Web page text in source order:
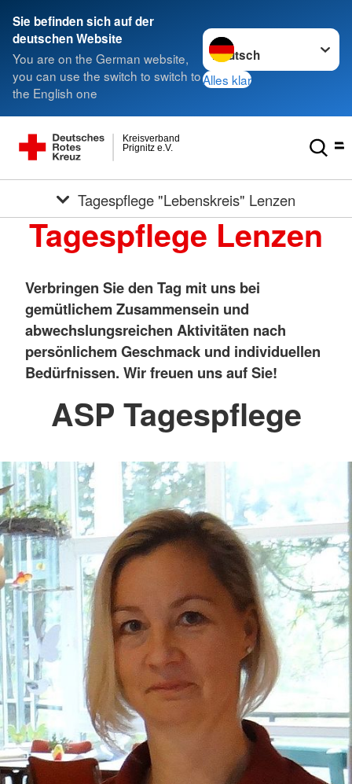
Sie befinden sich auf der
deutschen Website
You are on the German website,
you can use the switch to switch to
the English one
Sprache wechseln zu
Alles klar
Prignitz e.V.
Kreisverband
Tagespflege "Lebenskreis" Lenzen
Tagespflege Lenzen
Verbringen Sie den Tag mit uns bei
gemütlichem Zusammensein und
abwechslungsreichen Aktivitäten nach
persönlichem Geschmack und individuellen
Bedürfnissen. Wir freuen uns auf Sie!
ASP Tagespflege